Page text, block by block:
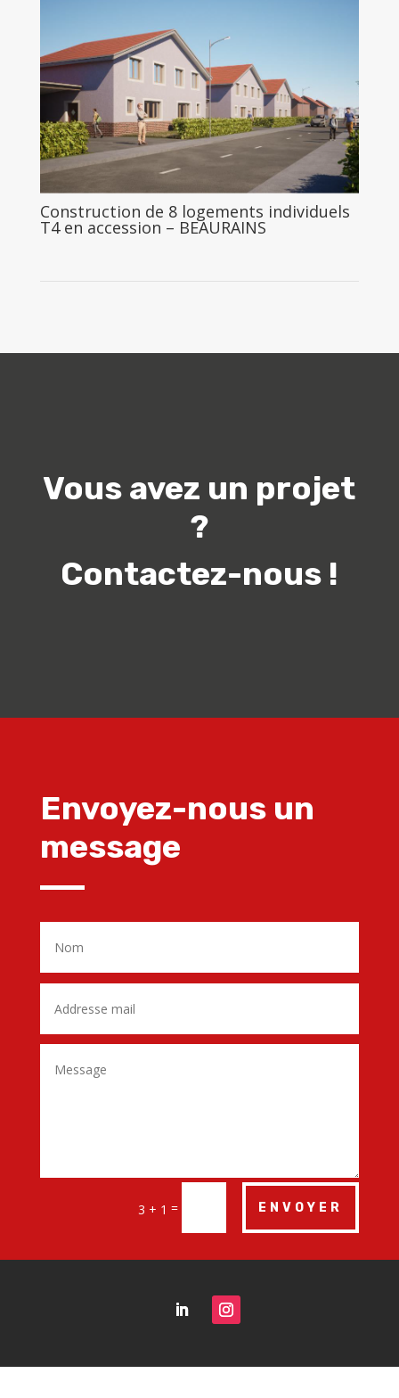
Construction de 8 logements individuels
T4 en accession – BEAURAINS
Vous avez un projet
?
Contactez-nous !
Envoyez-nous un
message
3 + 1 = ENVOYER